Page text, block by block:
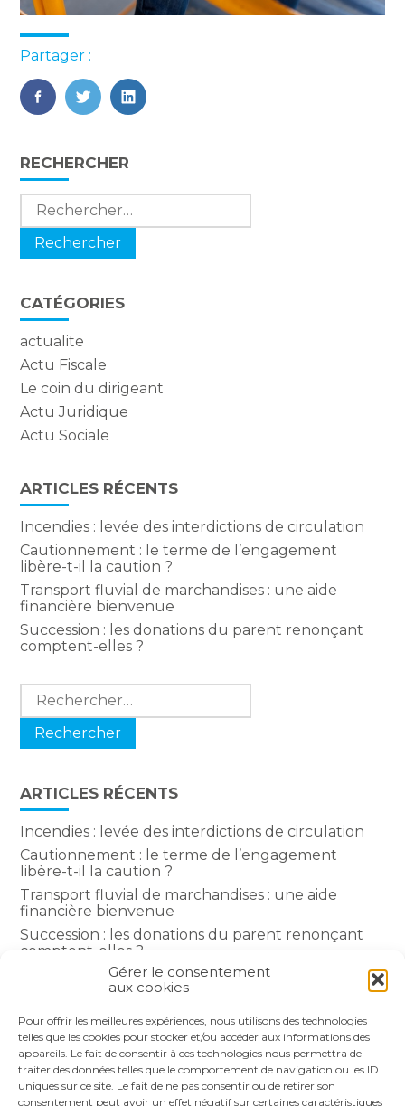
Gérer le consentement
aux cookies
Pour offrir les meilleures expériences, nous utilisons des technologies
telles que les cookies pour stocker et/ou accéder aux informations des
appareils. Le fait de consentir à ces technologies nous permettra de
traiter des données telles que le comportement de navigation ou les ID
uniques sur ce site. Le fait de ne pas consentir ou de retirer son
consentement peut avoir un effet négatif sur certaines caractéristiques
Partager :
FaceBook
TwitterLinkedIn
Blog
sidebar
RECHERCHER
Rechercher :
CATÉGORIES
actualite
Actu Fiscale
Le coin du dirigeant
Actu Juridique
Actu Sociale
ARTICLES RÉCENTS
Incendies : levée des interdictions de circulation
Cautionnement : le terme de l’engagement
libère-t-il la caution ?
Transport fluvial de marchandises : une aide
financière bienvenue
Succession : les donations du parent renonçant
comptent-elles ?
Rechercher :
ARTICLES RÉCENTS
Incendies : levée des interdictions de circulation
Cautionnement : le terme de l’engagement
libère-t-il la caution ?
Transport fluvial de marchandises : une aide
financière bienvenue
Succession : les donations du parent renonçant
comptent-elles ?
Encadrement des loyers : une année de plus
COMMENTAIRES RÉCENTS